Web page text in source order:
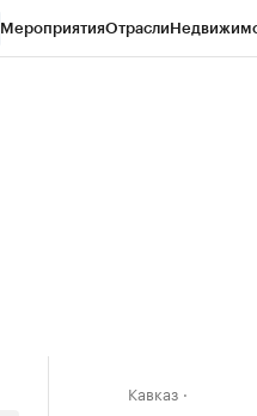
МероприятияОтрасли
Кавказ